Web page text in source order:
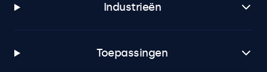
Industrieën
Toepassingen